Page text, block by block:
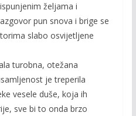
željama i
pun snova i brige se
slabo osvijetljene
turobna, otežana
je treperila
vesele duše, koja ih
sve bi to onda brzo